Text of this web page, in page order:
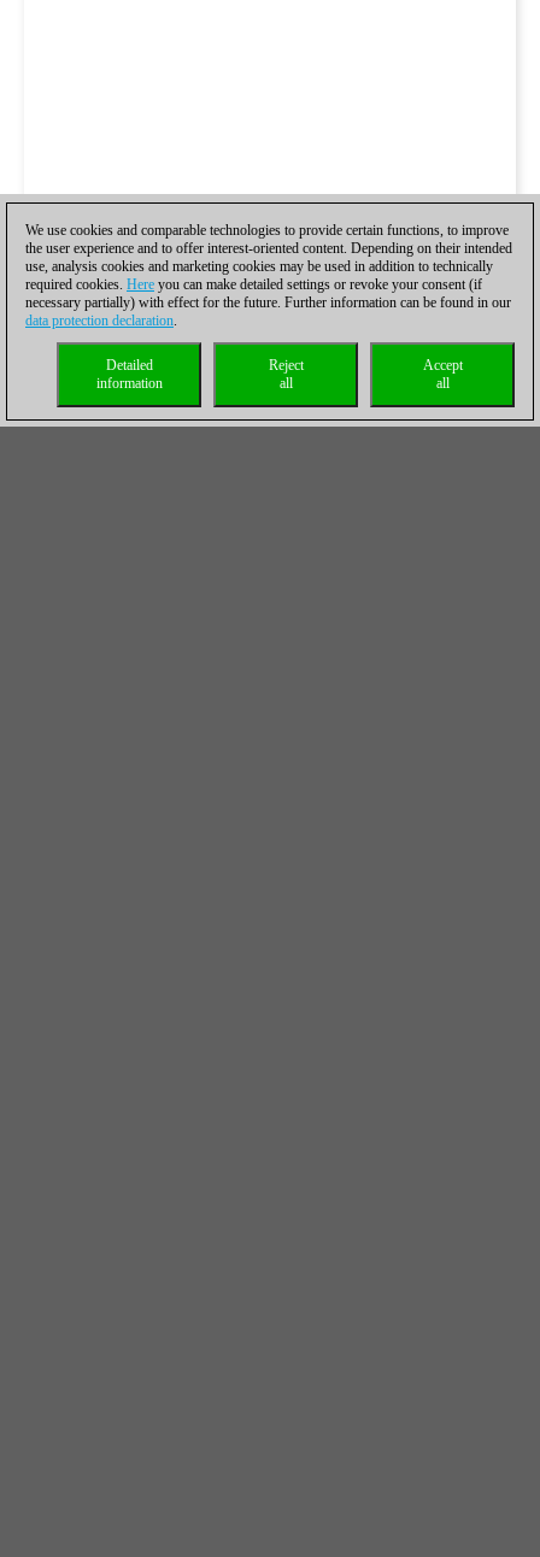
We use cookies and comparable technologies to provide certain functions, to improve
the user experience and to offer interest-oriented content. Depending on their intended
use, analysis cookies and marketing cookies may be used in addition to technically
required cookies. Here you can make detailed settings or revoke your consent (if
necessary partially) with effect for the future. Further information can be found in our
data protection declaration.
Accept
all
Reject
all
Detailed
information